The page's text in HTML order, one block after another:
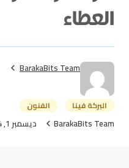
العطاء
BarakaBits Team
البركة فينا الفنون
BarakaBits Team ديسمبر 1, 2014